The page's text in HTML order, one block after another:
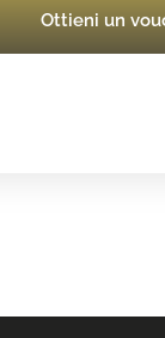
Ottieni un